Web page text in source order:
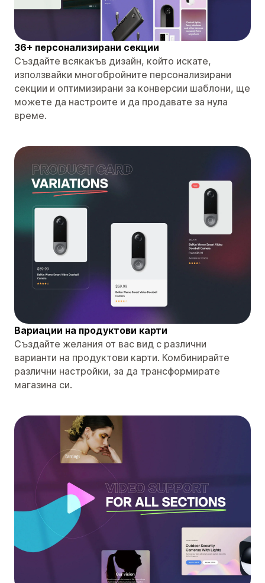
36+ персонализирани секции
Създайте всякакъв дизайн, който искате,
използвайки многобройните персонализирани
секции и оптимизирани за конверсии шаблони, ще
можете да настроите и да продавате за нула
време.
Вариации на продуктови карти
Създайте желания от вас вид с различни
варианти на продуктови карти. Комбинирайте
различни настройки, за да трансформирате
магазина си.